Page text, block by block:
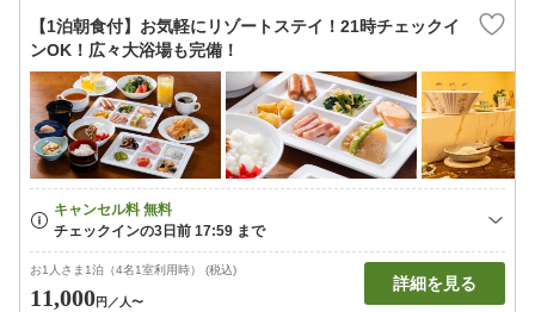
【1泊朝食付】お気軽にリゾートステイ！21時チェックイ
ンOK！広々大浴場も完備！
お1人さま1泊（4名1室利用時） (税込)
11,000円 ／人〜
詳細を見る